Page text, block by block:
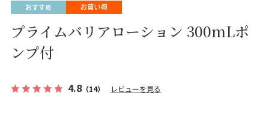
プライムバリアローション 300mLポ
ンプ付
4.8（14） レビューを見る